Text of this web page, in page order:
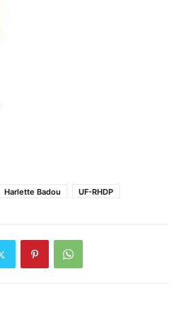
Harlette Badou UF-RHDP